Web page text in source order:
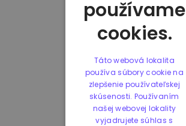
používame
cookies.
Táto webová lokalita
používa súbory cookie na
zlepšenie používateľskej
skúsenosti. Používaním
našej webovej lokality
vyjadrujete súhlas s